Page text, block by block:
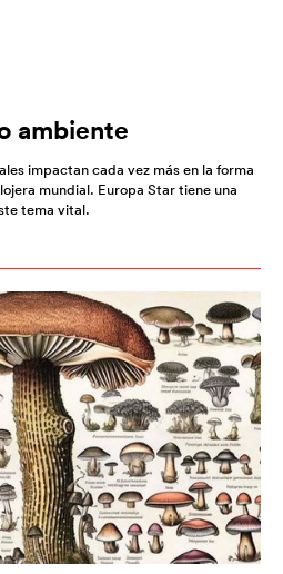
ambiente
impactan cada vez más en la forma
mundial. Europa Star tiene una
tema vital.